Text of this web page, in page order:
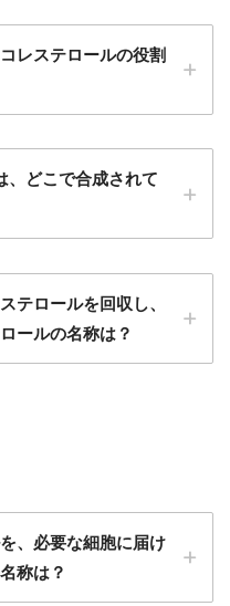
レステロールの役割
、どこで合成されて
テロールを回収し、
ールの名称は？
、必要な細胞に届け
称は？